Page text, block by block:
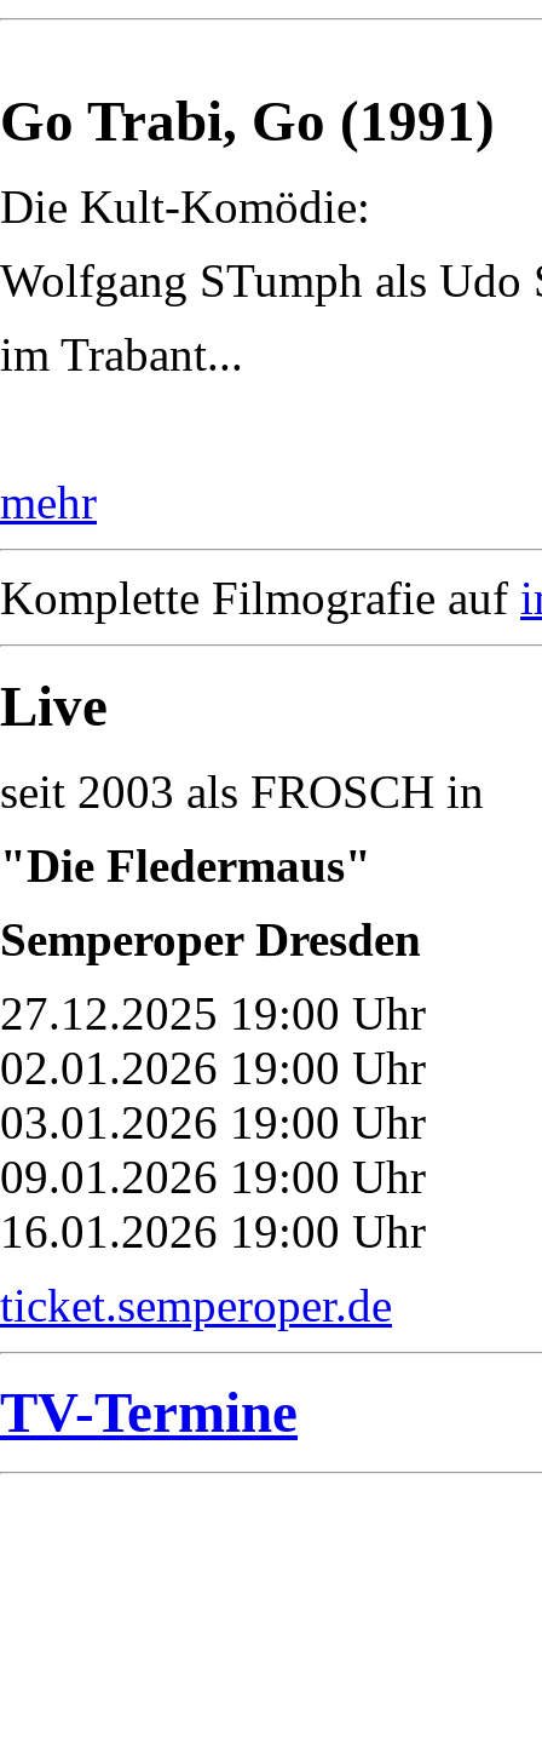
Go Trabi, Go (1991)
Die Kult-Komödie:
Wolfgang STumph als Udo
im Trabant...
mehr
Komplette Filmografie auf
Live
seit 2003 als FROSCH in
"Die Fledermaus"
Semperoper Dresden
27.12.2025 19:00 Uhr
02.01.2026 19:00 Uhr
03.01.2026 19:00 Uhr
09.01.2026 19:00 Uhr
16.01.2026 19:00 Uhr
ticket.semperoper.de
TV-Termine